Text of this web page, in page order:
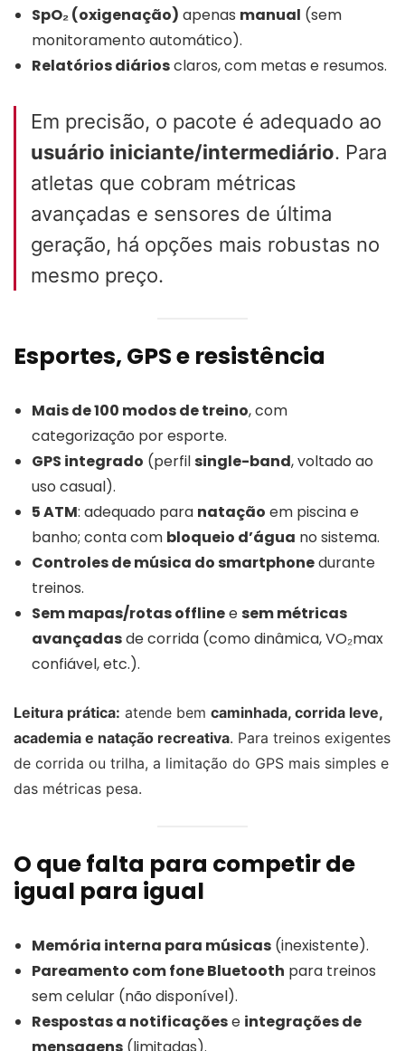
SpO₂ (oxigenação) apenas manual (sem
monitoramento automático).
Relatórios diáriosclaros, com metas e resumos.
Em precisão, o pacote é adequado ao
usuário iniciante/intermediário. Para
atletas que cobram métricas
avançadas e sensores de última
geração, há opções mais robustas no
mesmo preço.
Esportes, GPS e resistência
Mais de 100 modos de treino, com
categorização por esporte.
GPS integrado (perfilsingle-band, voltado ao
uso casual).
5 ATM: adequado para natação em piscina e
banho; conta com bloqueio d’água no sistema.
Controles de música do smartphonedurante
treinos.
Sem mapas/rotas offlineesem métricas
avançadasde corrida (como dinâmica, VO₂max
confiável, etc.).
Leitura prática: atende bem caminhada, corrida leve,
academia e natação recreativa. Para treinos exigentes
de corrida ou trilha, a limitação do GPS mais simples e
das métricas pesa.
O que falta para competir de
igual para igual
Memória interna para músicas (inexistente).
Pareamento com fone Bluetooth para treinos
sem celular (não disponível).
Respostas a notificaçõese integrações de